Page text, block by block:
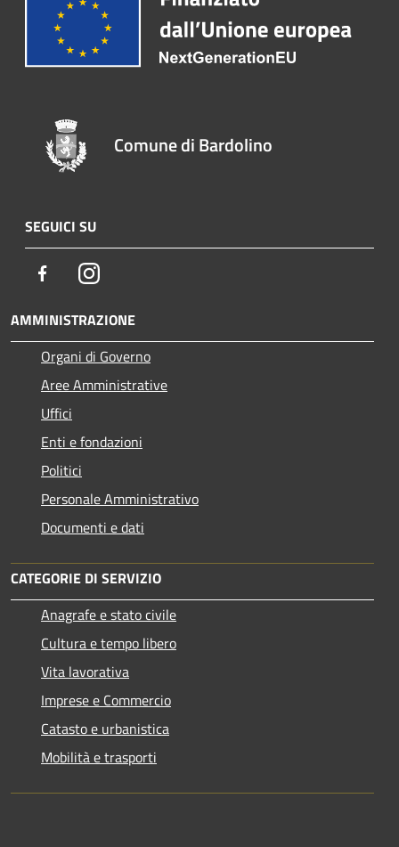
Comune di Bardolino
SEGUICI SU
FacebookInstagram
AMMINISTRAZIONE
Organi di Governo
Aree Amministrative
Uffici
Enti e fondazioni
Politici
Personale Amministrativo
Documenti e dati
CATEGORIE DI SERVIZIO
Anagrafe e stato civile
Cultura e tempo libero
Vita lavorativa
Imprese e Commercio
Catasto e urbanistica
Mobilità e trasporti